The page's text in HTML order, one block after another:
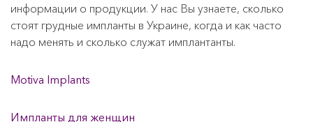
информации о продукции. У нас Вы узнаете, сколько
стоят грудные импланты в Украине, когда и как часто
надо менять и сколько служат имплантанты.
Motiva Implants
Импланты для женщин